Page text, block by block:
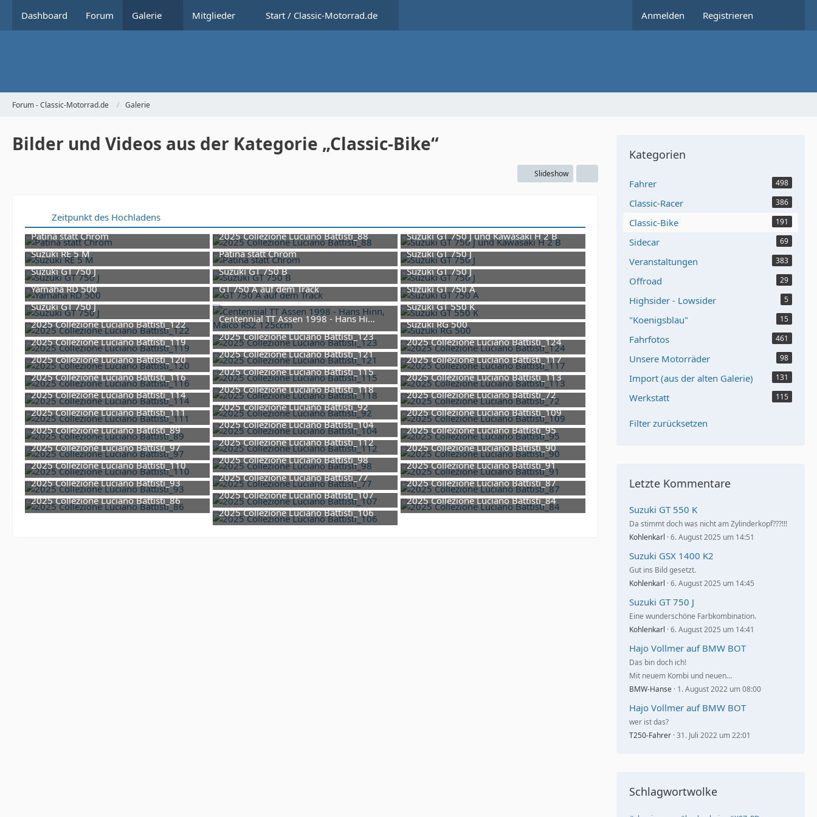
Dashboard Forum Galerie Mitglieder Start / Classic-Motorrad.de Anmelden Registrieren
Forum - Classic-Motorrad.de Galerie
Bilder und Videos aus der Kategorie „Classic-Bike“
Slideshow
Zeitpunkt des Hochladens
Patina statt Chrom
16. März 2026 um 14:17
Suzuki RE 5 M
9. Februar 2026 um 15:47
Suzuki GT 750 J
9. Februar 2026 um 15:29
Yamaha RD 500
9. Februar 2026 um 15:20
Suzuki GT 750 J
27. Juli 2025 um 09:38
2025 Collezione Luciano Battisti_122
1. Juni 2025 um 10:13
2025 Collezione Luciano Battisti_119
1. Juni 2025 um 10:13
2025 Collezione Luciano Battisti_120
1. Juni 2025 um 10:13
2025 Collezione Luciano Battisti_116
1. Juni 2025 um 10:13
2025 Collezione Luciano Battisti_114
1. Juni 2025 um 10:13
2025 Collezione Luciano Battisti_111
1. Juni 2025 um 10:12
2025 Collezione Luciano Battisti_89
1. Juni 2025 um 10:12
2025 Collezione Luciano Battisti_97
1. Juni 2025 um 10:12
2025 Collezione Luciano Battisti_110
1. Juni 2025 um 10:12
2025 Collezione Luciano Battisti_93
1. Juni 2025 um 10:12
2025 Collezione Luciano Battisti_86
1. Juni 2025 um 10:12
2025 Collezione Luciano Battisti_88
1. Juni 2025 um 10:12
Patina statt Chrom
16. März 2026 um 14:17
Suzuki GT 750 B
9. Februar 2026 um 15:54
GT 750 A auf dem Track
9. Februar 2026 um 15:27
Centennial TT Assen 1998 - Hans Hinn, Maico RS2 125ccm
1. Februar 2026 um 13:04
2025 Collezione Luciano Battisti_123
1. Juni 2025 um 10:13
2025 Collezione Luciano Battisti_121
1. Juni 2025 um 10:13
2025 Collezione Luciano Battisti_115
1. Juni 2025 um 10:13
2025 Collezione Luciano Battisti_118
1. Juni 2025 um 10:13
2025 Collezione Luciano Battisti_92
1. Juni 2025 um 10:12
2025 Collezione Luciano Battisti_104
1. Juni 2025 um 10:12
2025 Collezione Luciano Battisti_112
1. Juni 2025 um 10:12
2025 Collezione Luciano Battisti_98
1. Juni 2025 um 10:12
2025 Collezione Luciano Battisti_77
1. Juni 2025 um 10:12
2025 Collezione Luciano Battisti_107
1. Juni 2025 um 10:12
2025 Collezione Luciano Battisti_106
1. Juni 2025 um 10:12
Suzuki GT 750 J und Kawasaki H 2 B
9. Februar 2026 um 16:08
Suzuki GT 750 J
9. Februar 2026 um 16:01
Suzuki GT 750 J
9. Februar 2026 um 15:42
Suzuki GT 750 A
9. Februar 2026 um 15:22
Suzuki GT 550 K
27. Juli 2025 um 09:38
Suzuki RG 500
27. Juli 2025 um 09:38
2025 Collezione Luciano Battisti_124
1. Juni 2025 um 10:13
2025 Collezione Luciano Battisti_117
1. Juni 2025 um 10:13
2025 Collezione Luciano Battisti_113
1. Juni 2025 um 10:13
2025 Collezione Luciano Battisti_72
1. Juni 2025 um 10:12
2025 Collezione Luciano Battisti_109
1. Juni 2025 um 10:12
2025 Collezione Luciano Battisti_95
1. Juni 2025 um 10:12
2025 Collezione Luciano Battisti_90
1. Juni 2025 um 10:12
2025 Collezione Luciano Battisti_91
1. Juni 2025 um 10:12
2025 Collezione Luciano Battisti_87
1. Juni 2025 um 10:12
2025 Collezione Luciano Battisti_84
1. Juni 2025 um 10:12
Kategorien
Fahrer 498
Classic-Racer 386
Classic-Bike 191
Sidecar 69
Veranstaltungen 383
Offroad 29
Highsider - Lowsider 5
"Koenigsblau" 15
Fahrfotos 461
Unsere Motorräder 98
Import (aus der alten Galerie) 131
Werkstatt 115
Filter zurücksetzen
Letzte Kommentare
Suzuki GT 550 K
Da stimmt doch was nicht am Zylinderkopf???!!!
Kohlenkarl 6. August 2025 um 14:51
Suzuki GSX 1400 K2
Gut ins Bild gesetzt.
Kohlenkarl 6. August 2025 um 14:45
Suzuki GT 750 J
Eine wunderschöne Farbkombination.
Kohlenkarl 6. August 2025 um 14:41
Hajo Vollmer auf BMW BOT
Das bin doch ich!
Mit neuem Kombi und neuen…
BMW-Hanse 1. August 2022 um 08:00
Hajo Vollmer auf BMW BOT
wer ist das?
T250-Fahrer 31. Juli 2022 um 22:01
Schlagwortwolke